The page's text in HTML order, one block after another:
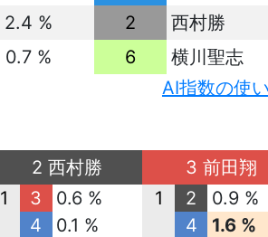
2.4 % 2
西村勝
0.7 % 6
横川聖志
AI指数の使
2 西村勝
1
3
0.6 %
4
0.1 %
3 前田翔
1
2
0.9 %
4
1.6 %